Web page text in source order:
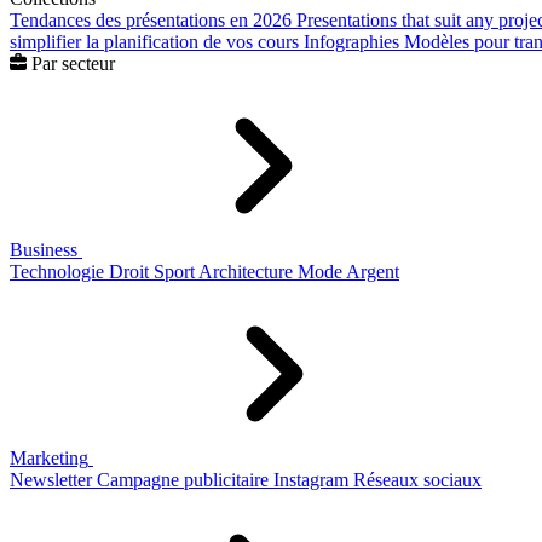
Tendances des présentations en 2026 Presentations that suit any
simplifier la planification de vos cours Infographies Modèles pour
Par secteur
Business
Technologie Droit Sport Architecture Mode Argent
Marketing
Newsletter Campagne publicitaire Instagram Réseaux sociaux